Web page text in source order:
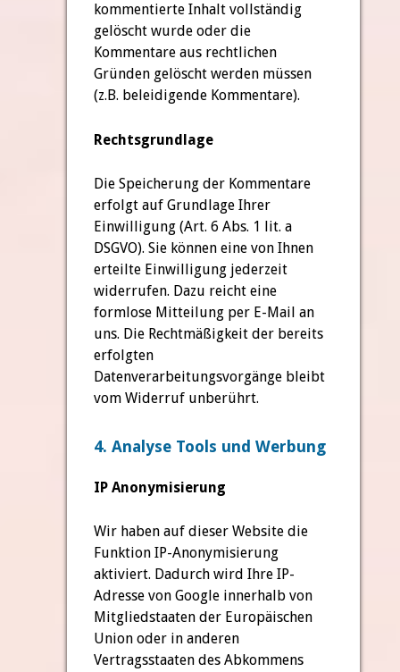
kommentierte Inhalt vollständig
gelöscht wurde oder die
Kommentare aus rechtlichen
Gründen gelöscht werden müssen
(z.B. beleidigende Kommentare).
Rechtsgrundlage
Die Speicherung der Kommentare
erfolgt auf Grundlage Ihrer
Einwilligung (Art. 6 Abs. 1 lit. a
DSGVO). Sie können eine von Ihnen
erteilte Einwilligung jederzeit
widerrufen. Dazu reicht eine
formlose Mitteilung per E-Mail an
uns. Die Rechtmäßigkeit der bereits
erfolgten
Datenverarbeitungsvorgänge bleibt
vom Widerruf unberührt.
4. Analyse Tools und Werbung
IP Anonymisierung
Wir haben auf dieser Website die
Funktion IP-Anonymisierung
aktiviert. Dadurch wird Ihre IP-
Adresse von Google innerhalb von
Mitgliedstaaten der Europäischen
Union oder in anderen
Vertragsstaaten des Abkommens